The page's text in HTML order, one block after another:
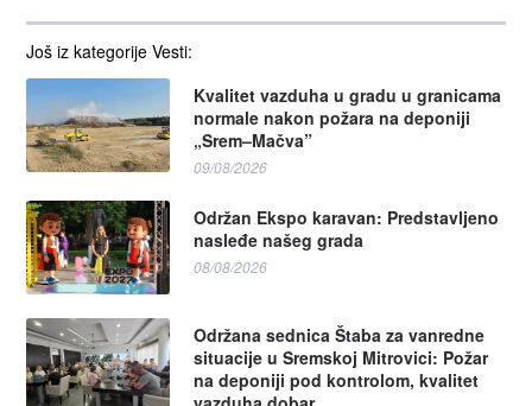
Još iz kategorije Vesti:
Kvalitet vazduha u gradu u granicama
normale nakon požara na deponiji
„Srem–Mačva”
09/08/2026
Održan Ekspo karavan: Predstavljeno
nasleđe našeg grada
08/08/2026
Održana sednica Štaba za vanredne
situacije u Sremskoj Mitrovici: Požar
na deponiji pod kontrolom, kvalitet